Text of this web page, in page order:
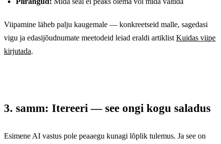
Viipamine läheb palju kaugemale — konkreetseid malle, sagedasi
vigu ja edasijõudnumate meetodeid leiad eraldi artiklistKuidas viipe
kirjutada.
3. samm: Itereeri — see ongi kogu saladus
Esimene AI vastus pole peaaegu kunagi lõplik tulemus. Ja see on